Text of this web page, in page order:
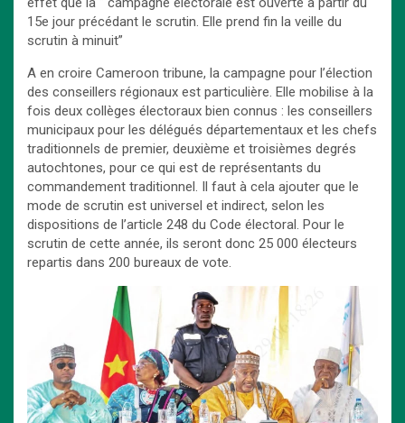
15e jour précédant le scrutin. Elle prend fin la veille du
scrutin à minuit”
A en croire Cameroon tribune, la campagne pour l’élection
des conseillers régionaux est particulière. Elle mobilise à la
fois deux collèges électoraux bien connus : les conseillers
municipaux pour les délégués départementaux et les chefs
traditionnels de premier, deuxième et troisièmes degrés
autochtones, pour ce qui est de représentants du
commandement traditionnel. Il faut à cela ajouter que le
mode de scrutin est universel et indirect, selon les
dispositions de l’article 248 du Code électoral. Pour le
scrutin de cette année, ils seront donc 25 000 électeurs
repartis dans 200 bureaux de vote.